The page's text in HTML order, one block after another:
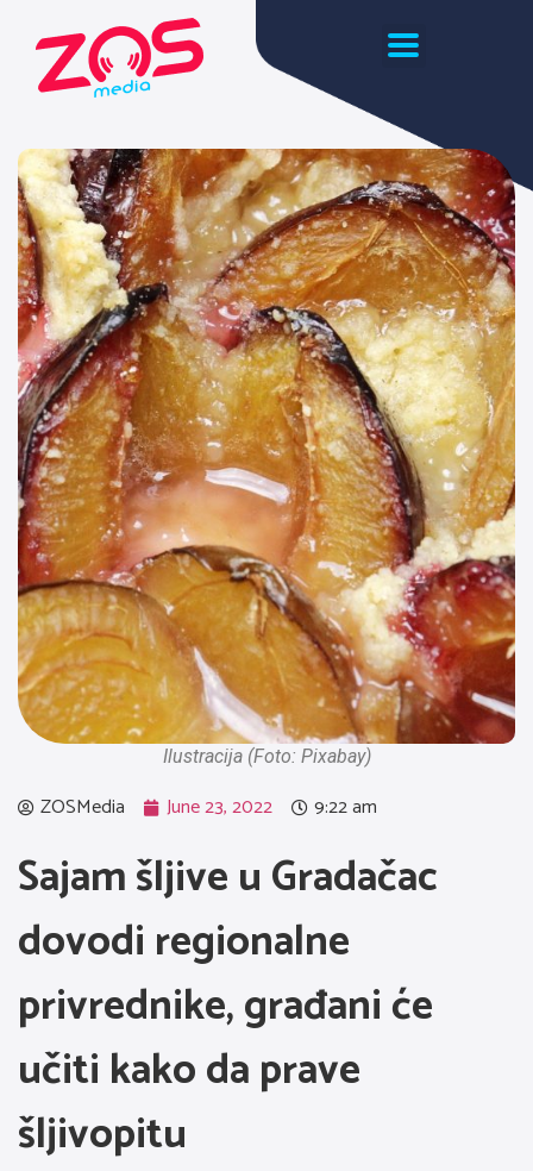
Ilustracija (Foto: Pixabay)
ZOSMedia June 23, 2022 9:22 am
Sajam šljive u Gradačac
dovodi regionalne
privrednike, građani će
učiti kako da prave
šljivopitu